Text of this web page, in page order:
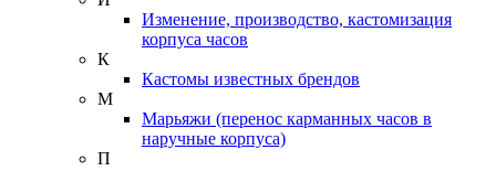
Изменение, производство, кастомизация
корпуса часов
К
Кастомы известных брендов
М
Марьяжи (перенос карманных часов в
наручные корпуса)
П